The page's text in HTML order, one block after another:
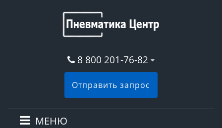
8 800 201-76-82
Отправить запрос
МЕНЮ